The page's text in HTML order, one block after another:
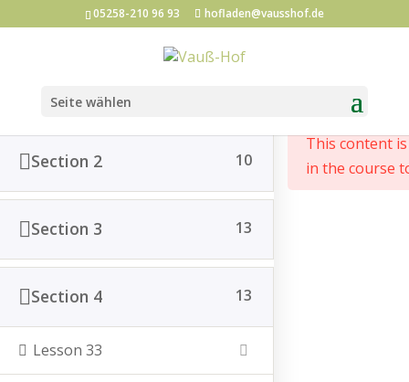
05258-210 96 93 hofladen@vausshof.de
Seite wählen
All Courses
Section 1
Section 2 10
Section 3 13
Section 4 13
Lesson 33
This content
in the course
Post vom Hof abonnieren
Vorname